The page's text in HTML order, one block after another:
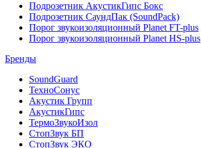
Подрозетник АкустикГипс Бокс
Подрозетник СаундПак (SoundPack)
Порог звукоизоляционный Planet FT-plus
Порог звукоизоляционный Planet HS-plus
Бренды
SoundGuard
ТехноСонус
Акустик Групп
АкустикГипс
ТермоЗвукоИзол
СтопЗвук БП
СтопЗвук ЭКО